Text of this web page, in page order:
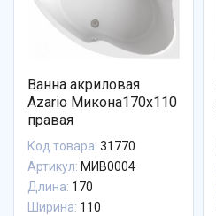
Ванна акриловая
Azario Микона170х110
правая
Код товара: 31770
Артикул: МИВ0004
Длина: 170
Ширина: 110